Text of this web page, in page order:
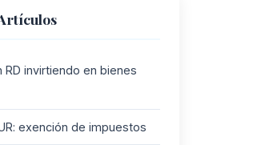
RD invirtiendo en bienes
exención de impuestos